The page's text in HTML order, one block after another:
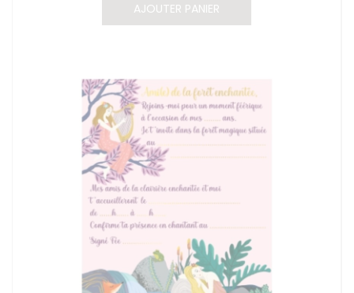
AJOUTER PANIER